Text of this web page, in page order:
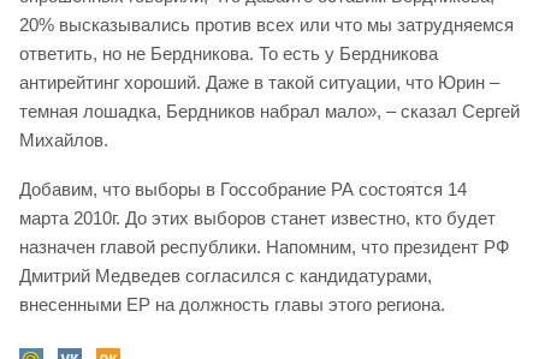
20% высказывались против всех или что мы затрудняемся
ответить, но не Бердникова. То есть у Бердникова
антирейтинг хороший. Даже в такой ситуации, что Юрин –
темная лошадка, Бердников набрал мало», – сказал Сергей
Михайлов.
Добавим, что выборы в Госсобрание РА состоятся 14
марта 2010г. До этих выборов станет известно, кто будет
назначен главой республики. Напомним, что президент РФ
Дмитрий Медведев согласился с кандидатурами,
внесенными ЕР на должность главы этого региона.